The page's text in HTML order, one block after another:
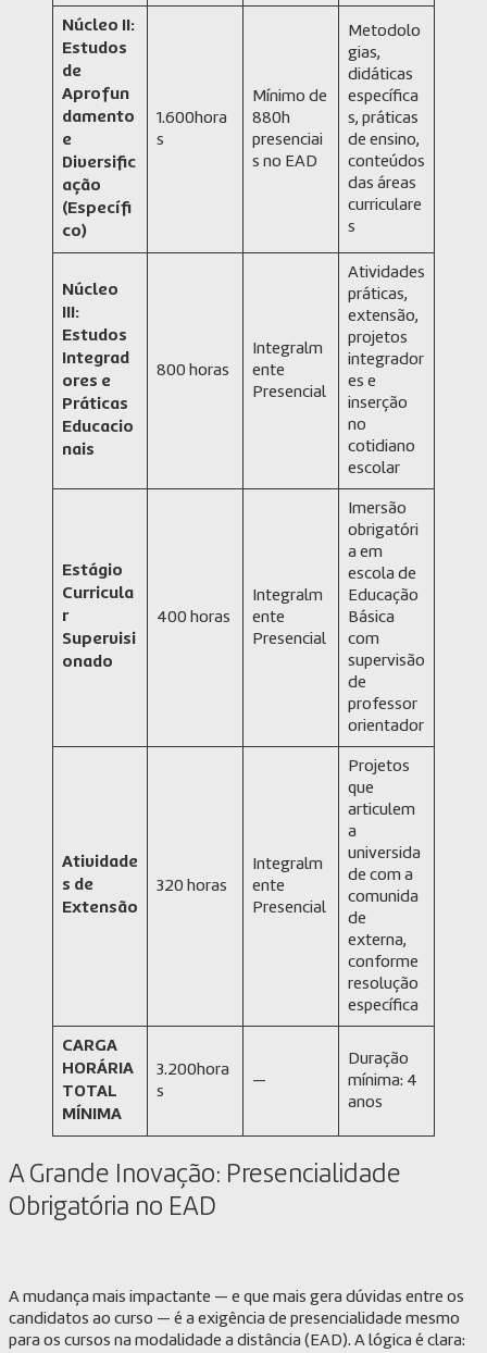
Núcleo II:
Estudos
de
Aprofun
damento
e
Diversific
ação
(Específi
co)
1.600hora
s
Mínimo de
880h
presenciai
s no EAD
Metodolo
gias,
didáticas
específica
s, práticas
de ensino,
conteúdos
das áreas
curriculare
s
Núcleo
III:
Estudos
Integrad
ores e
Práticas
Educacio
nais
800 horas
Integralm
ente
Presencial
Atividades
práticas,
extensão,
projetos
integrador
es e
inserção
no
cotidiano
escolar
Estágio
Curricula
r
Supervisi
onado
400 horas
Integralm
ente
Presencial
Imersão
obrigatóri
a em
escola de
Educação
Básica
com
supervisão
de
professor
orientador
Atividade
s de
Extensão
320 horas
Integralm
ente
Presencial
Projetos
que
articulem
a
universida
de com a
comunida
de
externa,
conforme
resolução
específica
CARGA
HORÁRIA
TOTAL
MÍNIMA
3.200hora
s
—
Duração
mínima: 4
anos
A Grande Inovação: Presencialidade
Obrigatória no EAD
A mudança mais impactante — e que mais gera dúvidas entre os
candidatos ao curso — é a exigência de presencialidade mesmo
para os cursos na modalidade a distância (EAD). A lógica é clara: